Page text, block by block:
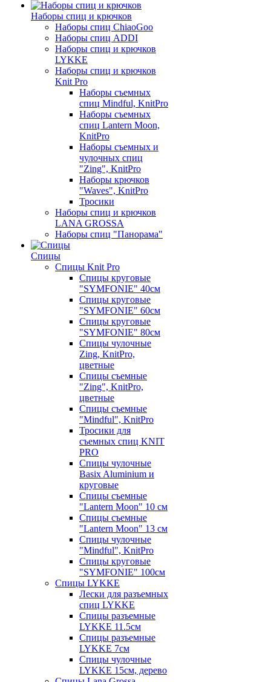
Наборы спиц и крючков
Наборы спиц ChiaoGoo
Наборы спиц ADDI
Наборы спиц и крючков
LYKKE
Наборы спиц и крючков
Knit Pro
Наборы съемных
спиц Mindful, KnitPro
Наборы съемных
спиц Lantern Moon,
KnitPro
Наборы съемных и
чулочных спиц
"Zing", KnitPro
Наборы крючков
"Waves", KnitPro
Тросики
Наборы спиц и крючков
LANA GROSSA
Наборы спиц "Панорама"
Спицы
Спицы Knit Pro
Спицы круговые
"SYMFONIE" 40см
Спицы круговые
"SYMFONIE" 60см
Спицы круговые
"SYMFONIE" 80см
Спицы чулочные
Zing, KnitPro,
цветные
Спицы съемные
"Zing", KnitPro,
цветные
Спицы съемные
"Mindful", KnitPro
Тросики для
съемных спиц KNIT
PRO
Спицы чулочные
Basix Aluminium и
круговые
Спицы съемные
"Lantern Moon" 10 см
Спицы съемные
"Lantern Moon" 13 см
Спицы чулочные
"Mindful", KnitPro
Спицы круговые
"SYMFONIE" 100см
Спицы LYKKE
Лески для разъемных
спиц LYKKE
Спицы разъемные
LYKKE 11.5см
Спицы разъемные
LYKKE 7см
Спицы чулочные
LYKKE 15см, дерево